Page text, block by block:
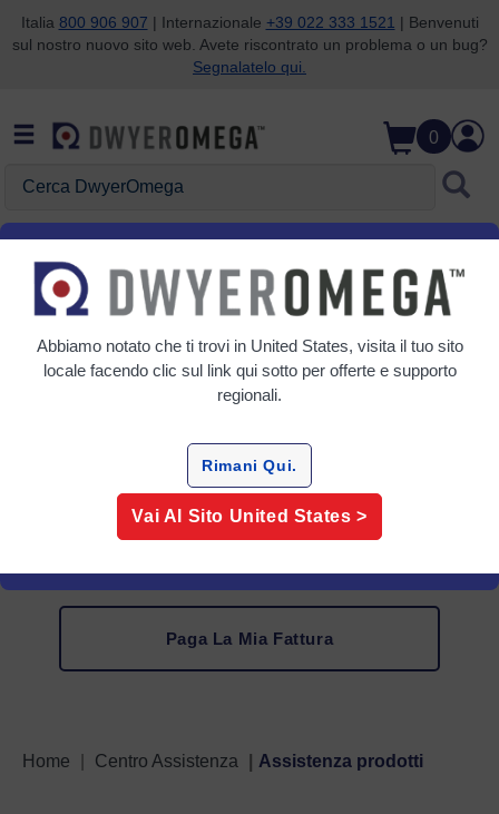
Salta alla ricerca
Salta al contenuto principale
Salta alla navigazione
Italia 800 906 907 | Internazionale +39 022 333 1521 | Benvenuti
sul nostro nuovo sito web. Avete riscontrato un problema o un bug?
Segnalatelo qui.
0
Centro Assistenza
Stato Dell'ordine/Monitoraggio
Richiedi Termini Di Credito
Paga La Mia Fattura
Home Centro Assistenza Assistenza prodotti
Abbiamo notato che ti trovi in United States, visita il tuo sito
locale facendo clic sul link qui sotto per offerte e supporto
regionali.
Rimani Qui.
Vai Al Sito United States >